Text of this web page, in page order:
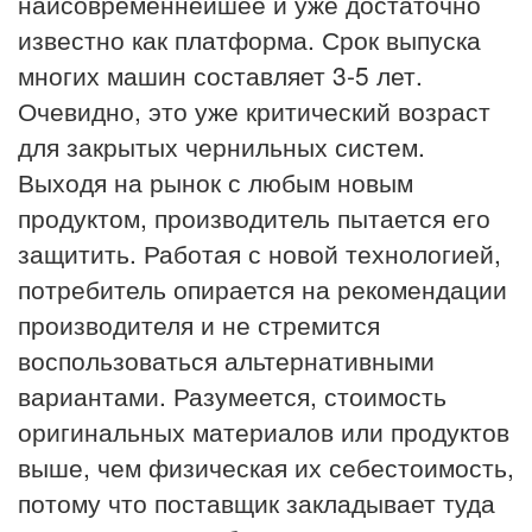
известно как платформа. Срок выпуска
многих машин составляет 3-5 лет.
Очевидно, это уже критический возраст
для закрытых чернильных систем.
Выходя на рынок с любым новым
продуктом, производитель пытается его
защитить. Работая с новой технологией,
потребитель опирается на рекомендации
производителя и не стремится
воспользоваться альтернативными
вариантами. Разумеется, стоимость
оригинальных материалов или продуктов
выше, чем физическая их себестоимость,
потому что поставщик закладывает туда